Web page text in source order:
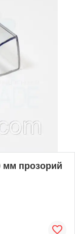
мм прозорий